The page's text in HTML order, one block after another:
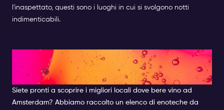
l'inaspettato, questi sono i luoghi in cui si svolgono notti
indimenticabili.
I MIGLIORI WINE BAR DI
AMSTERDAM
Siete pronti a scoprire i migliori locali dove bere vino ad
Amsterdam? Abbiamo raccolto un elenco di enoteche da